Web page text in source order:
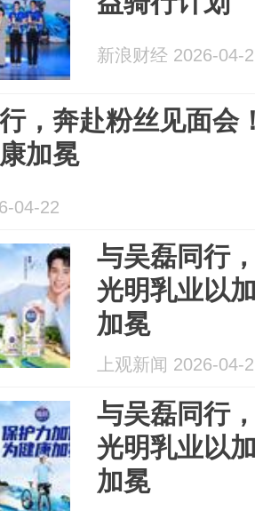
新浪财经 2026-04-
，奔赴粉丝见面会
加冕
04-22
与吴磊同行
光明乳业以
加冕
上观新闻 2026-04-
与吴磊同行
光明乳业以
加冕